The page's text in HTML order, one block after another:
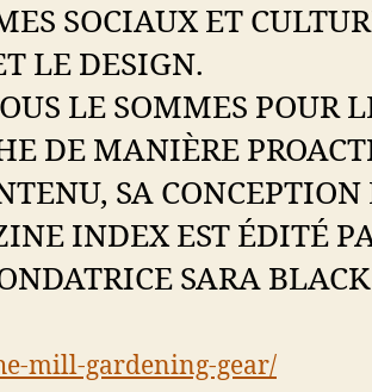
SOCIAUX ET
LE DESIGN.
LE SOMMES POUR
DE MANIÈRE
SA
INDEX EST ÉDITÉ
SARA BLACK
mill-gardening-gear/